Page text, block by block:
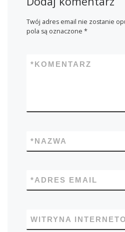
Twój adres email nie zostanie
pola są oznaczone *
KOMENTARZ
*
NAZWA
*
ADRES EMAIL
*
WITRYNA